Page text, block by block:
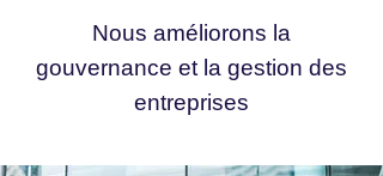
Nous améliorons la
gouvernance et la gestion des
entreprises